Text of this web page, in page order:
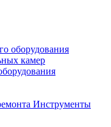
оборудования
камер
Инструменты